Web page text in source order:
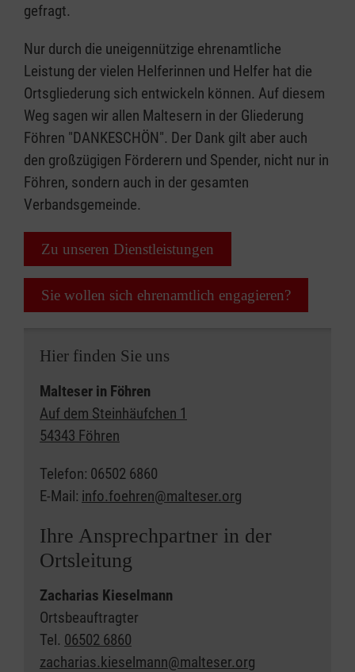
gefragt.
Nur durch die uneigennützige ehrenamtliche
Leistung der vielen Helferinnen und Helfer hat die
Ortsgliederung sich entwickeln können. Auf diesem
Weg sagen wir allen Maltesern in der Gliederung
Föhren "DANKESCHÖN". Der Dank gilt aber auch
den großzügigen Förderern und Spender, nicht nur in
Föhren, sondern auch in der gesamten
Verbandsgemeinde.
Zu unseren Dienstleistungen
Sie wollen sich ehrenamtlich engagieren?
Hier finden Sie uns
Malteser in Föhren
Auf dem Steinhäufchen 1
54343 Föhren
Telefon: 06502 6860
E-Mail: info.foehren@malteser.org
Ihre Ansprechpartner in der
Ortsleitung
Zacharias Kieselmann
Ortsbeauftragter
Tel. 06502 6860
zacharias.kieselmann@malteser.org